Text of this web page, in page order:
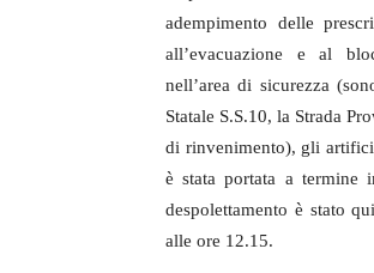
adempimento delle
all’evacuazione e al
nell’area di sicurezza
Statale S.S.10, la Strada
di rinvenimento), gli
è stata portata a termine
despolettamento è stato
alle ore 12.15.